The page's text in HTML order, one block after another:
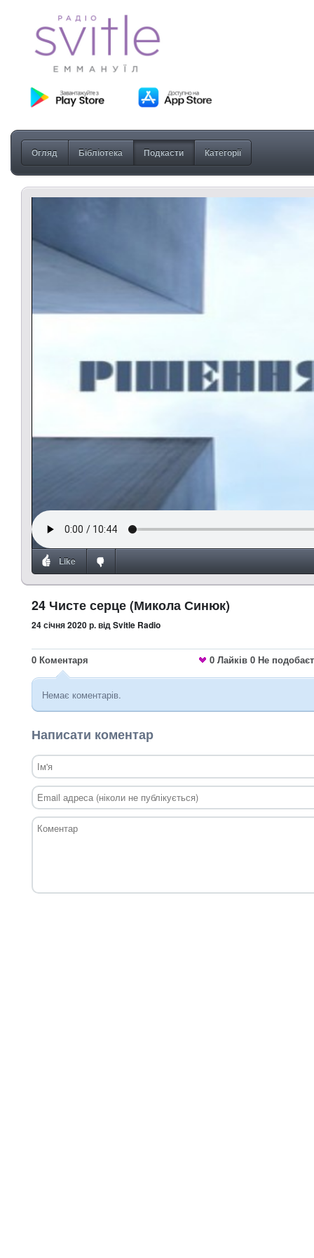
Огляд Бібліотека Подкасти Категорії
Like
24 Чисте серце (Микола Синюк)
24 січня 2020 р.від Svitle Radio
0 Лайків 0 Не
0 Коментаря
Немає коментарів.
Написати коментар